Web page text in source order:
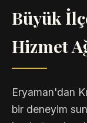
Büyük
Hizmet
Eryaman'dan
bir deneyim